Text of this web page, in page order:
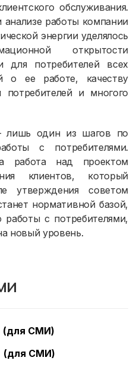
(для СМИ)
(для СМИ)
обслуживания.
работы компании
энергии уделялось
открытости
для потребителей всех
о ее работе, качеству
и многого
лишь один из шагов по
с потребителями.
работа над проектом
клиентов, который
утверждения советом
нормативной базой,
работы с потребителями,
новый уровень.